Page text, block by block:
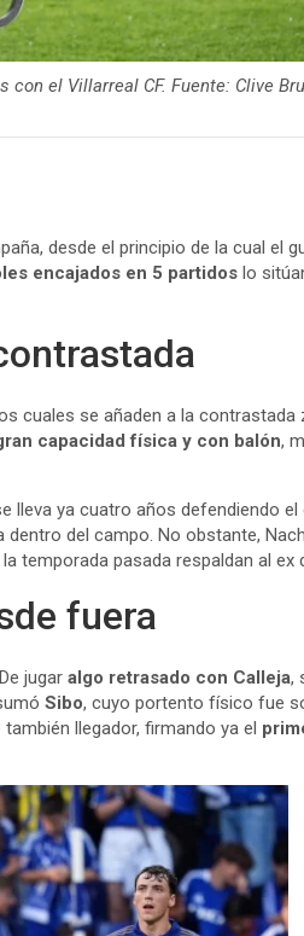
el Villarreal CF. Fuente: Clive
desde el principio de la cual el
encajados en 5 partidos lo
se añaden a la contrastada
capacidad física y con balón,
lleva ya cuatro años defendiendo
dentro del campo. No obstante,
la temporada pasada respaldan al ex
fuera
jugar algo retrasado con Calleja,
Sibo, cuyo portento físico fue
llegador, firmando ya el